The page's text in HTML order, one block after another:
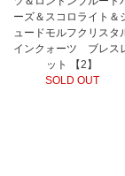
ーズ＆スコロライト＆
ュードモルフクリスタ
インクォーツ ブレス
ット 【2】
SOLD OUT